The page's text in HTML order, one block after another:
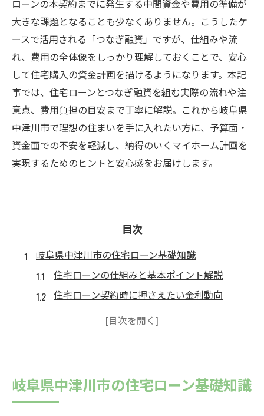
ローンの本契約までに発生する中間資金や費用の準備が
大きな課題となることも少なくありません。こうしたケ
ースで活用される「つなぎ融資」ですが、仕組みや流
れ、費用の全体像をしっかり理解しておくことで、安心
して住宅購入の資金計画を描けるようになります。本記
事では、住宅ローンとつなぎ融資を組む実際の流れや注
意点、費用負担の目安まで丁寧に解説。これから岐阜県
中津川市で理想の住まいを手に入れたい方に、予算面・
資金面での不安を軽減し、納得のいくマイホーム計画を
実現するためのヒントと安心感をお届けします。
目次
岐阜県中津川市の住宅ローン基礎知識
住宅ローンの仕組みと基本ポイント解説
住宅ローン契約時に押さえたい金利動向
住宅ローンの資金計画と返済方法の選び方
つなぎ融資を活用した資金計画の流れ
住宅ローンとつなぎ融資の連携で資金確保
岐阜県中津川市の住宅ローン基礎知識